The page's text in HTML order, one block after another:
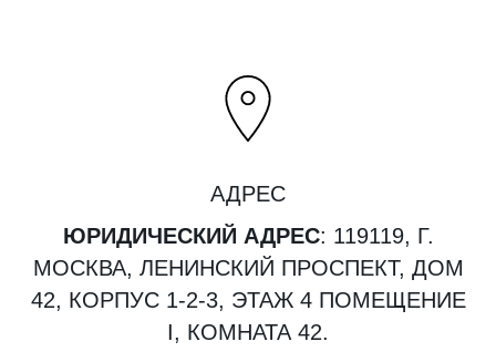
АДРЕС
ЮРИДИЧЕСКИЙ АДРЕС: 119119, Г.
МОСКВА, ЛЕНИНСКИЙ ПРОСПЕКТ, ДОМ
42, КОРПУС 1-2-3, ЭТАЖ 4 ПОМЕЩЕНИЕ
I, КОМНАТА 42.